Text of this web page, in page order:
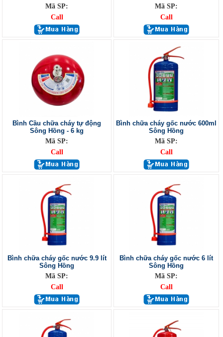
Mã SP:
Call
Mã SP:
Call
Bình Cầu chữa cháy tự động
Sông Hồng - 6 kg
Mã SP:
Call
Bình chữa cháy gốc nước 600ml
Sông Hồng
Mã SP:
Call
Bình chữa cháy gốc nước 9.9 lít
Sông Hồng
Mã SP:
Call
Bình chữa cháy gốc nước 6 lít
Sông Hồng
Mã SP:
Call